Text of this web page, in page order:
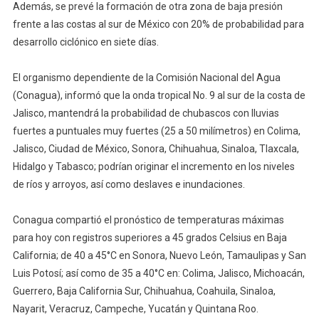
Además, se prevé la formación de otra zona de baja presión
frente a las costas al sur de México con 20% de probabilidad para
desarrollo ciclónico en siete días.
El organismo dependiente de la Comisión Nacional del Agua
(Conagua), informó que la onda tropical No. 9 al sur de la costa de
Jalisco, mantendrá la probabilidad de chubascos con lluvias
fuertes a puntuales muy fuertes (25 a 50 milímetros) en Colima,
Jalisco, Ciudad de México, Sonora, Chihuahua, Sinaloa, Tlaxcala,
Hidalgo y Tabasco; podrían originar el incremento en los niveles
de ríos y arroyos, así como deslaves e inundaciones.
Conagua compartió el pronóstico de temperaturas máximas
para hoy con registros superiores a 45 grados Celsius en Baja
California; de 40 a 45°C en Sonora, Nuevo León, Tamaulipas y San
Luis Potosí; así como de 35 a 40°C en: Colima, Jalisco, Michoacán,
Guerrero, Baja California Sur, Chihuahua, Coahuila, Sinaloa,
Nayarit, Veracruz, Campeche, Yucatán y Quintana Roo.